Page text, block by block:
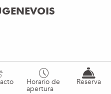
Horario de
apertura
Reserva